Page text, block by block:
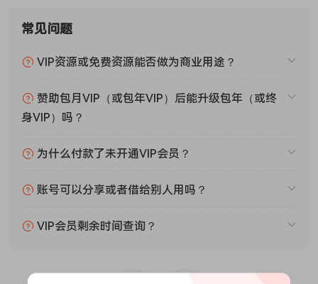
常见问题
VIP资源或免费资源能否做为商业用途？
赞助包月VIP（或包年VIP）后能升级包年（或终
身VIP）吗？
为什么付款了未开通VIP会员？
账号可以分享或者借给别人用吗？
VIP会员剩余时间查询？